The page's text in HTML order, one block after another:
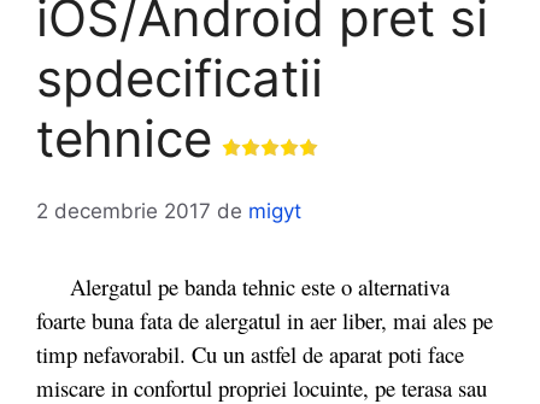
iOS/Android pret si
spdecificatii
tehnice
2 decembrie 2017 de migyt
Alergatul pe banda tehnic este o alternativa
foarte buna fata de alergatul in aer liber, mai ales pe
timp nefavorabil. Cu un astfel de aparat poti face
miscare in confortul propriei locuinte, pe terasa sau